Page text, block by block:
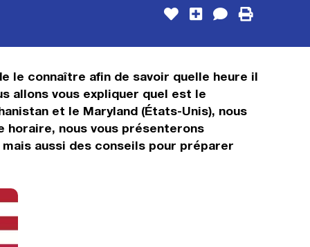
le connaître afin de savoir quelle heure il
allons vous expliquer quel est le
et le Maryland (États-Unis), nous
horaire, nous vous présenterons
aussi des conseils pour préparer